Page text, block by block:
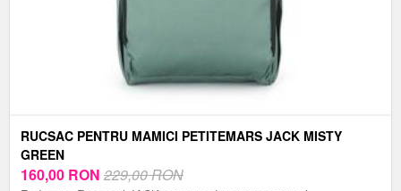
RUCSAC PENTRU MAMICI PETITEMARS JACK MISTY
GREEN
160,00 RON 229,00 RON